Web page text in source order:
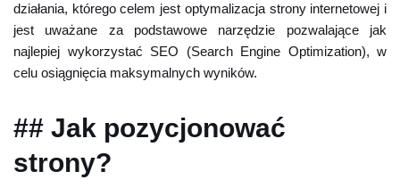
działania, którego celem jest optymalizacja strony internetowej i
jest uważane za podstawowe narzędzie pozwalające jak
najlepiej wykorzystać SEO (Search Engine Optimization), w
celu osiągnięcia maksymalnych wyników.
## Jak pozycjonować
strony?